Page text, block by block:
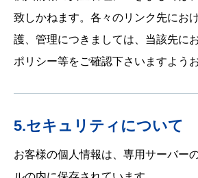
致しかねます。各々のリンク先にお
護、管理につきましては、当該先に
ポリシー等をご確認下さいますよう
5.セキュリティについて
お客様の個人情報は、専用サーバー